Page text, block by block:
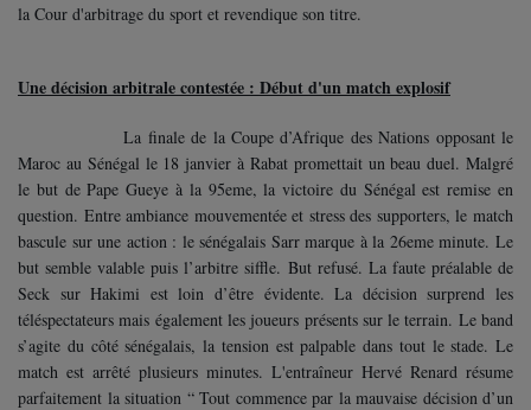
la Cour d'arbitrage du sport et revendique son titre.
Une décision arbitrale contestée : Début d'un match explosif
La finale de la Coupe d’Afrique des Nations opposant le
Maroc au Sénégal le 18 janvier à Rabat promettait un beau duel. Malgré
le but de Pape Gueye à la 95eme, la victoire du Sénégal est remise en
question. Entre ambiance mouvementée et stress des supporters, le match
bascule sur une action : le sénégalais Sarr marque à la 26eme minute. Le
but semble valable puis l’arbitre siffle. But refusé. La faute préalable de
Seck sur Hakimi est loin d’être évidente. La décision surprend les
téléspectateurs mais également les joueurs présents sur le terrain. Le band
s’agite du côté sénégalais, la tension est palpable dans tout le stade. Le
match est arrêté plusieurs minutes. L'entraîneur Hervé Renard résume
parfaitement la situation “ Tout commence par la mauvaise décision d’un